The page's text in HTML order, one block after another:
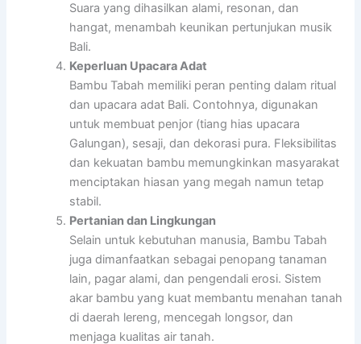
Suara yang dihasilkan alami, resonan, dan
hangat, menambah keunikan pertunjukan musik
Bali.
Keperluan Upacara Adat
Bambu Tabah memiliki peran penting dalam ritual
dan upacara adat Bali. Contohnya, digunakan
untuk membuat penjor (tiang hias upacara
Galungan), sesaji, dan dekorasi pura. Fleksibilitas
dan kekuatan bambu memungkinkan masyarakat
menciptakan hiasan yang megah namun tetap
stabil.
Pertanian dan Lingkungan
Selain untuk kebutuhan manusia, Bambu Tabah
juga dimanfaatkan sebagai penopang tanaman
lain, pagar alami, dan pengendali erosi. Sistem
akar bambu yang kuat membantu menahan tanah
di daerah lereng, mencegah longsor, dan
menjaga kualitas air tanah.